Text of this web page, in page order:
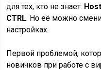
для тех, кто не знает:
CTRL. Но её можно
настройках.
Первой проблемой,
новичков при работе с